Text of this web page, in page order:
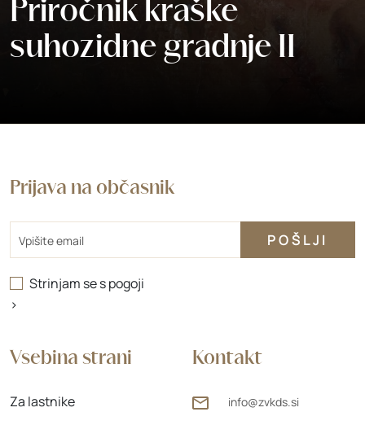
Priročnik kraške
suhozidne gradnje II
Kontakt
info@zvkds.si
Vsebina strani
Za lastnike
Prijava na občasnik
Strinjam se spogoji
>